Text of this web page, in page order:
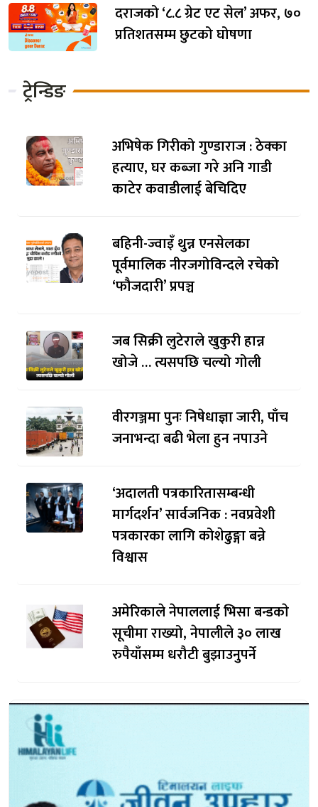
दराजको ‘८.८ ग्रेट एट सेल’ अफर, ७०
प्रतिशतसम्म छुटको घोषणा
ट्रेन्डिङ
अभिषेक गिरीको गुण्डाराज : ठेक्का
हत्याए, घर कब्जा गरे अनि गाडी
काटेर कवाडीलाई बेचिदिए
बहिनी-ज्वाइँ थुन्न एनसेलका
पूर्वमालिक नीरजगोविन्दले रचेको
‘फौजदारी’ प्रपञ्च
जब सिक्री लुटेराले खुकुरी हान्न
खोजे … त्यसपछि चल्यो गोली
वीरगञ्जमा पुनः निषेधाज्ञा जारी, पाँच
जनाभन्दा बढी भेला हुन नपाउने
‘अदालती पत्रकारितासम्बन्धी
मार्गदर्शन’ सार्वजनिक : नवप्रवेशी
पत्रकारका लागि कोशेढुङ्गा बन्ने
विश्वास
अमेरिकाले नेपाललाई भिसा बन्डकाे
सूचीमा राख्यो, नेपालीले ३० लाख
रुपैयाँसम्म धरौटी बुझाउनुपर्ने